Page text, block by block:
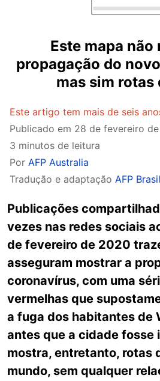
Este mapa não
propagação do
mas sim rotas
Este artigo tem mais de seis
Publicado em 28 de fevereiro
3 minutos de leitura
Por AFP Australia
Tradução e adaptação AFP Brasil
Publicações
vezes nas redes sociais
de fevereiro de 2020
asseguram mostrar a
coronavírus, com uma
vermelhas que
a fuga dos habitantes de
antes que a cidade fosse
mostra, entretanto, rotas
mundo, sem qualquer